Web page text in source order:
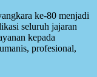
ke-80 menjadi
seluruh jajaran
kepada
profesional,